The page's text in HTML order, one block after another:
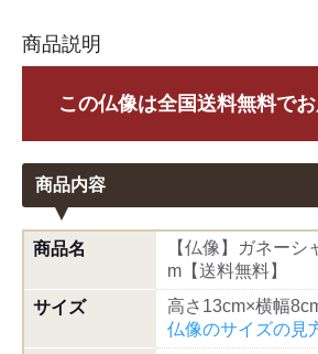
商品説明
この仏像は全国送料無料でお
商品内容
商品名
【仏像】ガネー
m【送料無料】
サイズ
高さ13cm×横幅
仏像のサイズの見